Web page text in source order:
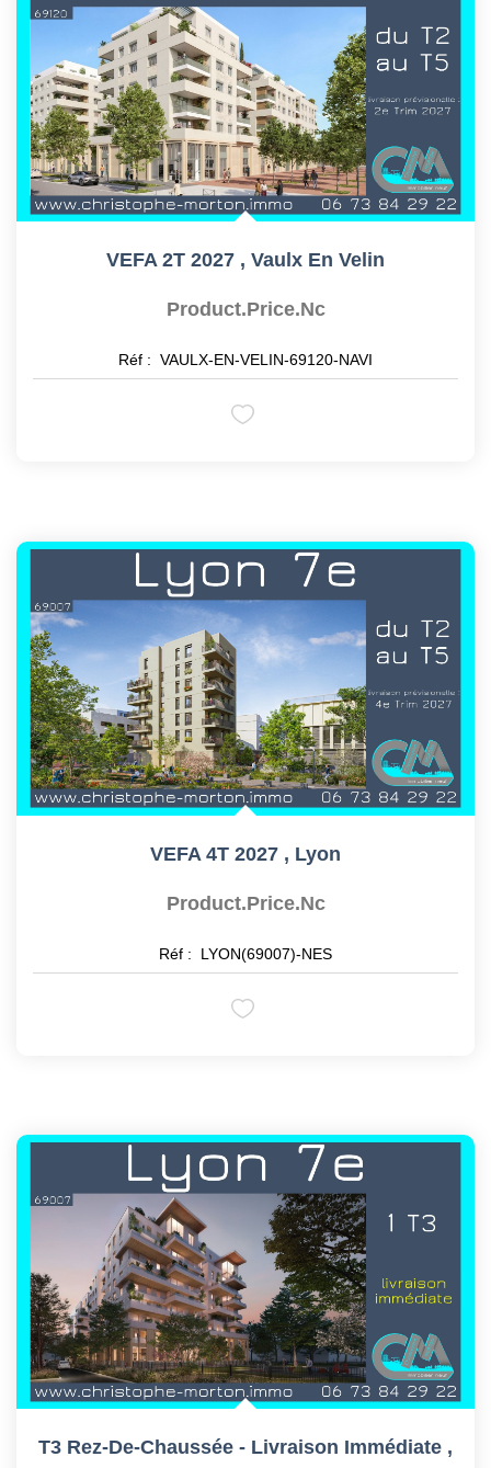
VEFA 2T 2027 , Vaulx En Velin
Product.price.nc
Réf : VAULX-EN-VELIN-69120-NAVI
VEFA 4T 2027 , Lyon
Product.price.nc
Réf : LYON(69007)-NES
T3 Rez-De-Chaussée - Livraison Immédiate ,